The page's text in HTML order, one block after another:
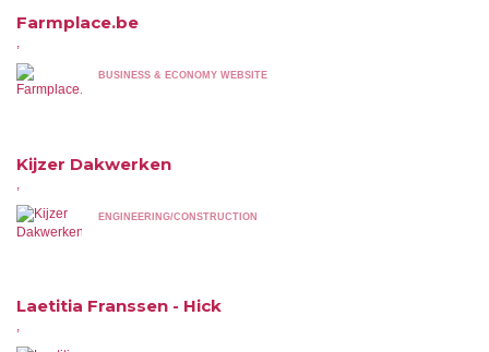
Farmplace.be
,
BUSINESS & ECONOMY WEBSITE
Kijzer Dakwerken
,
ENGINEERING/CONSTRUCTION
Laetitia Franssen - Hick
,